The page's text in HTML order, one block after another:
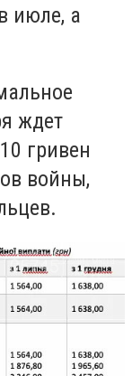
июле, а
ждет
гривен
войны,